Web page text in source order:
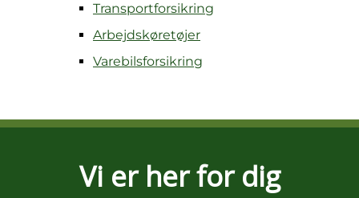
Transportforsikring
Arbejdskøretøjer
Varebilsforsikring
Vi er her for dig